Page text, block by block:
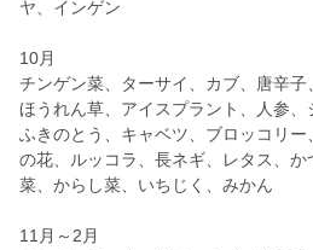
ヤ、インゲン
10月
チンゲン菜、ターサイ、カブ、唐辛子
ほうれん草、アイスプラント、人参、
ふきのとう、キャベツ、ブロッコリ
の花、ルッコラ、長ネギ、レタス、か
菜、からし菜、いちじく、みかん
11月～2月